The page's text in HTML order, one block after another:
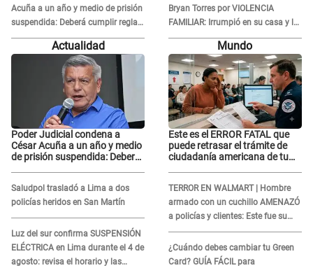
Acuña a un año y medio de prisión
suspendida: Deberá cumplir reglas
de conducta
Bryan Torres por VIOLENCIA
FAMILIAR: Irrumpió en su casa y la
atacó en la calle
Actualidad
Poder Judicial condena a
César Acuña a un año y medio
de prisión suspendida: Deberá
Saludpol trasladó a Lima a dos
policías heridos en San Martín
Luz del sur confirma SUSPENSIÓN
ELÉCTRICA en Lima durante el 4 de
agosto: revisa el horario y las
Mundo
Este es el ERROR FATAL que
puede retrasar el trámite de
ciudadanía americana de tu
TERROR EN WALMART | Hombre
armado con un cuchillo AMENAZÓ
a policías y clientes: Este fue su
INSÓLITO FINAL
¿Cuándo debes cambiar tu Green
Card? GUÍA FÁCIL para